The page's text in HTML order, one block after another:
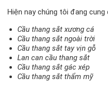
Hiện nay chúng tôi đang
Cầu thang sắt xương cá
Cầu thang sắt ngoài trời
Cầu thang sắt tay vịn gỗ
Lan can cầu thang sắt
Cầu thang sắt gác xép
Cầu thang sắt thẩm mỹ